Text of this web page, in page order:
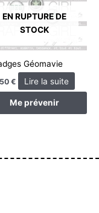
EN RUPTURE DE
STOCK
Géomavie
€ Lire la suite
Me prévenir